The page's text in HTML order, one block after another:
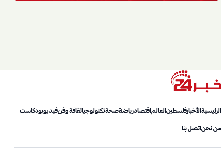
الرئيسيةالأخبارفلسطينالعالماقتصادرياضةصحةتكنولوجياثقافة وفنفيديوبودكاست
من نحناتصل بنا